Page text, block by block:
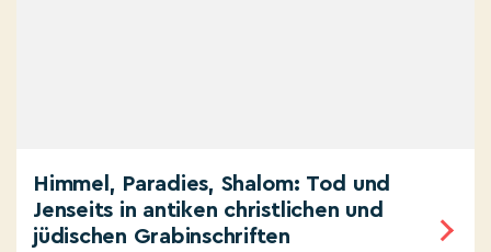
Himmel, Paradies, Shalom: Tod und
Jenseits in antiken christlichen und
jüdischen Grabinschriften